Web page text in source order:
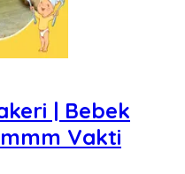
| Bebek
Vakti